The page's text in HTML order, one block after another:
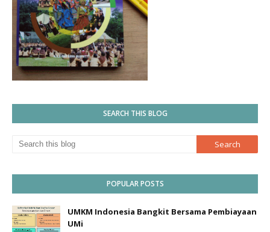
SEARCH THIS BLOG
POPULAR POSTS
UMKM Indonesia Bangkit Bersama Pembiayaan
UMi